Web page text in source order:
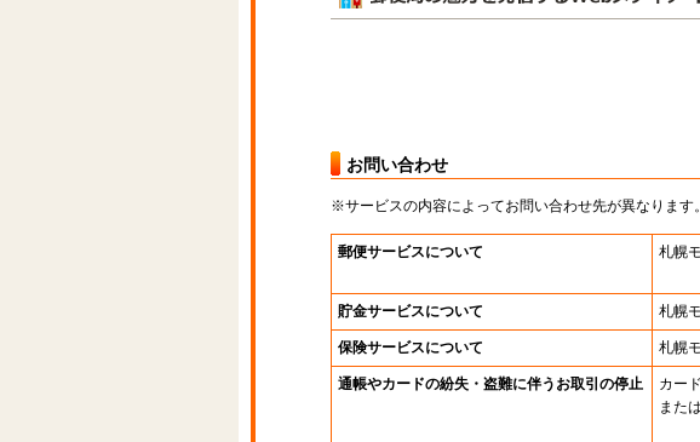
お問い合わせ
※サービスの内容によってお問い合わせ先が異なります
郵便サービスについて 札幌
貯金サービスについて 札幌
保険サービスについて 札幌
通帳やカードの紛失・盗難に伴うお取引の停止 カー
また